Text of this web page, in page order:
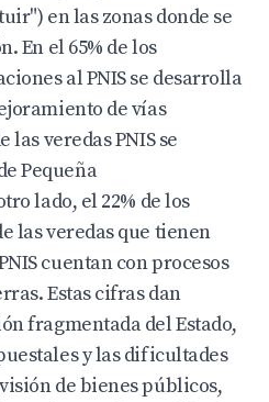
en las zonas donde se
En el 65% de los
al PNIS se desarrolla
de vías
las veredas PNIS se
Pequeña
lado, el 22% de los
las veredas que tienen
cuentan con procesos
Estas cifras dan
fragmentada del Estado,
y las dificultades
de bienes públicos,